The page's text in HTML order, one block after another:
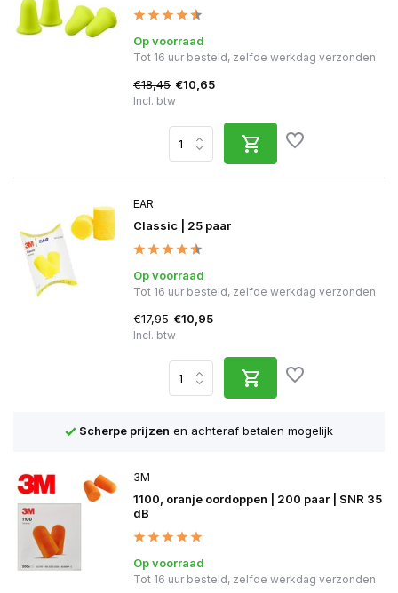
Op voorraad
Tot 16 uur besteld, zelfde werkdag verzonden
€18,45 €10,65
Incl. btw
EAR
Classic | 25 paar
Op voorraad
Tot 16 uur besteld, zelfde werkdag verzonden
€17,95 €10,95
Incl. btw
Scherpe prijzen en achteraf betalen mogelijk
3M
1100, oranje oordoppen | 200 paar | SNR 35
dB
Op voorraad
Tot 16 uur besteld, zelfde werkdag verzonden